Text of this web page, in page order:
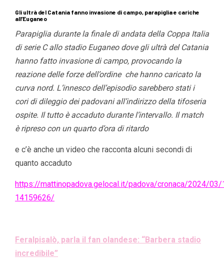
Gli ultrà del Catania fanno invasione di campo, parapiglia e cariche
all’Euganeo
Parapiglia durante la finale di andata della Coppa Italia
di serie C allo stadio Euganeo dove gli ultrà del Catania
hanno fatto invasione di campo, provocando la
reazione delle forze dell’ordine che hanno caricato la
curva nord. L’innesco dell’episodio sarebbero stati i
cori di dileggio dei padovani all’indirizzo della tifoseria
ospite. Il tutto è accaduto durante l’intervallo. Il match
è ripreso con un quarto d’ora di ritardo
e c’è anche un video che racconta alcuni secondi di
quanto accaduto
https://mattinopadova.gelocal.it/padova/cronaca/2024/
14159626/
Feralpisalò, parla il fan olandese: “Barbera stadio
incredibile”